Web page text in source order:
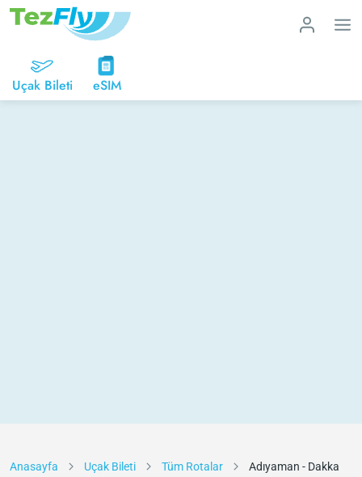
Uçak Bileti eSIM
Anasayfa Uçak Bileti Tüm Rotalar Adıyaman - Dakka